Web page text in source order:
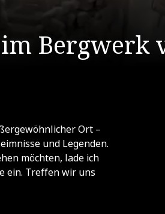
Bergwerk
Ort –
und Legenden.
möchten, lade ich
ein. Treffen wir uns